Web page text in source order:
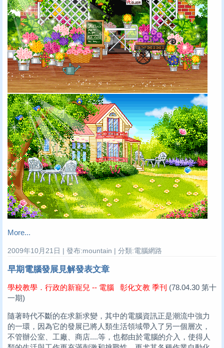
More...
2009年10月21日 | 發布:mountain | 分類:電腦網路
早期電腦發展見解發表文章
學校教學．行政的新寵兒 -- 電腦 彰化文教 季刊 (78.04.30 第十
一期)
隨著時代不斷的在求新求變，其中的電腦資訊正是潮流中強力
的一環，因為它的發展已將人類生活領域帶入了另一個層次，
不管辦公室、工廠、商店....等，也都由於電腦的介入，使得人